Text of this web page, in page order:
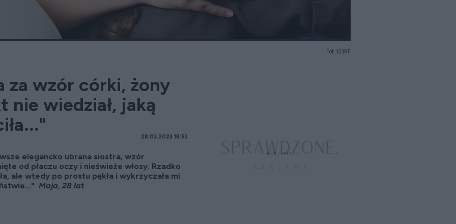
Fot. 123RF
za wzór córki, żony
nie wiedział, jaką
28.03.2023 18:53
elegancko ubrana siostra, wzór
od płaczu oczy i nieświeże włosy. Rzadko
ale wtedy po prostu pękła i wykrzyczała mi
Maja, 28 lat